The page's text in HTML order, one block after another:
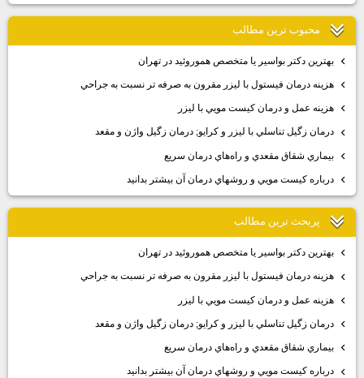
محبوب ترين مطالب
بهترين دكتر بواسير يا متخصص هموروئيد در تهران
هزينه درمان فيستول با ليزر مقرون به صرفه تر نسبت به جراحي
هزينه عمل و درمان كيست مويي با ليزر
درمان زگيل تناسلي با ليزر و كرايو; درمان زگيل واژن و مقعد
بيماري شقاق مقعدي و راه‌هاي درمان سريع
درباره كيست مويي و روشهاي درمان آن بيشتر بدانيد
پربحث ترين مطالب
بهترين دكتر بواسير يا متخصص هموروئيد در تهران
هزينه درمان فيستول با ليزر مقرون به صرفه تر نسبت به جراحي
هزينه عمل و درمان كيست مويي با ليزر
درمان زگيل تناسلي با ليزر و كرايو; درمان زگيل واژن و مقعد
بيماري شقاق مقعدي و راه‌هاي درمان سريع
درباره كيست مويي و روشهاي درمان آن بيشتر بدانيد